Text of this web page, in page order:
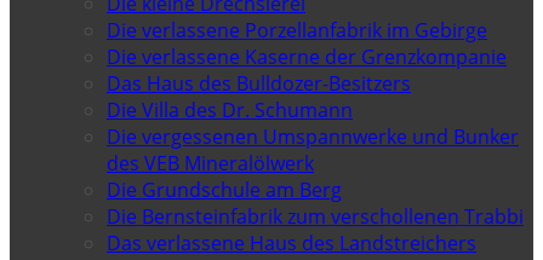
Die verlassene Porzellanfabrik im Gebirge
Die verlassene Kaserne der Grenzkompanie
Das Haus des Bulldozer-Besitzers
Die Villa des Dr. Schumann
Die vergessenen Umspannwerke und Bunker
des VEB Mineralölwerk
Die Grundschule am Berg
Die Bernsteinfabrik zum verschollenen Trabbi
Das verlassene Haus des Landstreichers